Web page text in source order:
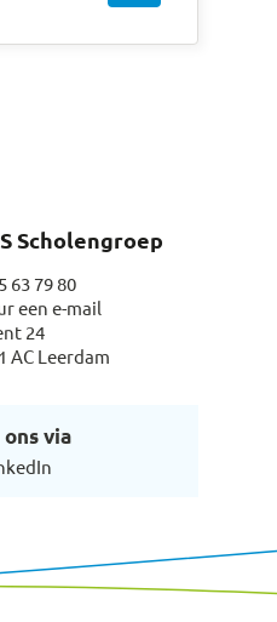
Scholengroep
63 79 80
een e-mail
24
AC Leerdam
via